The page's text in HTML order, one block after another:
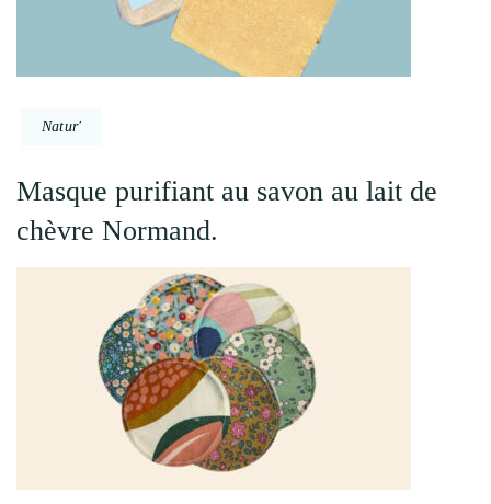
Natur'
Masque purifiant au savon au lait de
chèvre Normand.